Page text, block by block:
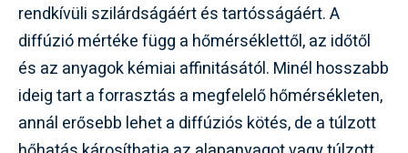
rendkívüli szilárdságáért és tartósságáért. A
diffúzió mértéke függ a hőmérséklettől, az időtől
és az anyagok kémiai affinitásától. Minél hosszabb
ideig tart a forrasztás a megfelelő hőmérsékleten,
annál erősebb lehet a diffúziós kötés, de a túlzott